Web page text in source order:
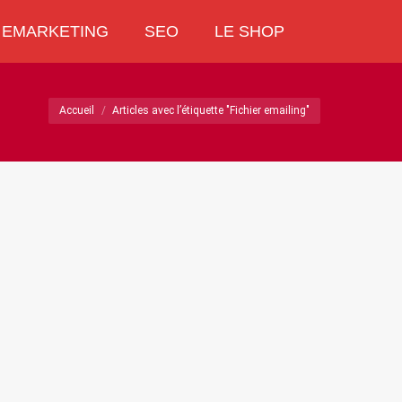
EMARKETING SEO LE SHOP
:
Vous êtes ici :
Accueil Articles avec l’étiquette "Fichier emailing"
EMARKETING SEO LE SHOP
: